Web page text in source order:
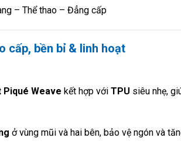
– Thể thao – Đẳng cấp
cấp, bền bỉ & linh hoạt
Piqué Weave kết hợp với TPU siêu nhẹ,
ở vùng mũi và hai bên, bảo vệ ngón và